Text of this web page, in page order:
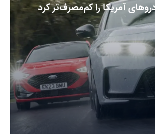
آمریکا را کم‌مصرف‌تر کرد